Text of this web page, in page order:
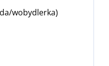
wobydlerka)